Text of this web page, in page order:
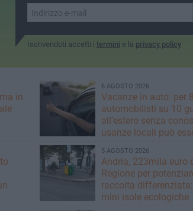
"Buona maturità a tutti voi!"
comunità
segno della
Iscrivendoti accetti i termini e la privacy policy
in
6 AGOSTO 2026
Vacanze in auto: per 8
automobilisti su 10
all'estero senza
usanze locali può
5 AGOSTO 2026
Andria, 223mila euro
Regione per
raccolta
mini isole ecologiche